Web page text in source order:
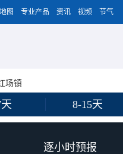
图 专业产品 资讯 视频 节气
场镇
8-15天
逐小时预报